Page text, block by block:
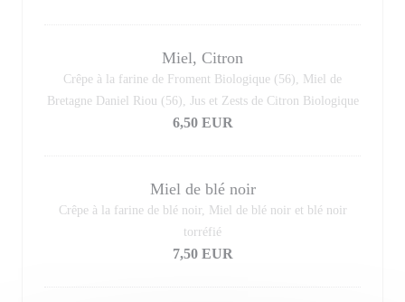
Miel, Citron
Crêpe à la farine de Froment Biologique (56), Miel de
Bretagne Daniel Riou (56), Jus et Zests de Citron Biologique
6,50 EUR
Miel de blé noir
Crêpe à la farine de blé noir, Miel de blé noir et blé noir
torréfié
7,50 EUR